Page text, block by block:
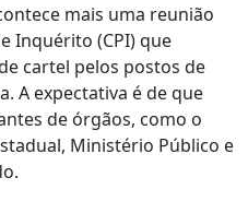
mais uma reunião
Inquérito (CPI) que
cartel pelos postos de
A expectativa é de que
de órgãos, como o
Ministério Público e